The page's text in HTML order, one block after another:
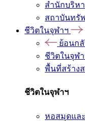
สำนักบริห
สถาบันทรั
ชีวิตในจุฬาฯ
ย้อนก
ชีวิตในจุฬ
พื้นที่สร้าง
ชีวิตในจุฬาฯ
หอสมุดแล